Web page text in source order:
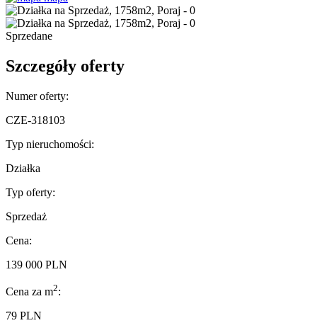
Sprzedane
Szczegóły oferty
Numer oferty:
CZE-318103
Typ nieruchomości:
Działka
Typ oferty:
Sprzedaż
Cena:
139 000 PLN
Cena za m2:
79 PLN